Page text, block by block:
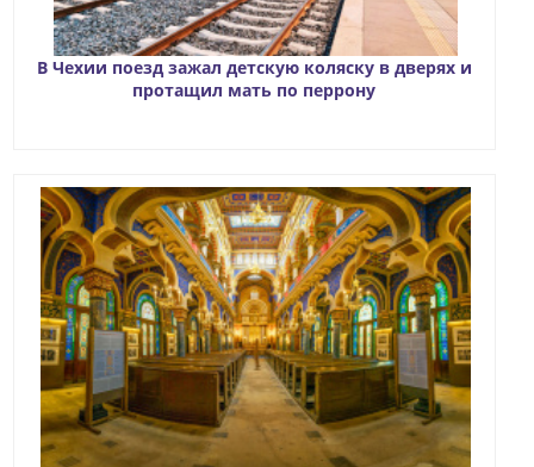
В Чехии поезд зажал детскую коляску в дверях и
протащил мать по перрону